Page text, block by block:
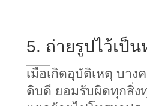
5. ถ่ายรูปไว้เป็
เมื่อเกิดอุบัติเหตุ บาง
ดิบดี ยอมรับผิดทุกสิ่ง